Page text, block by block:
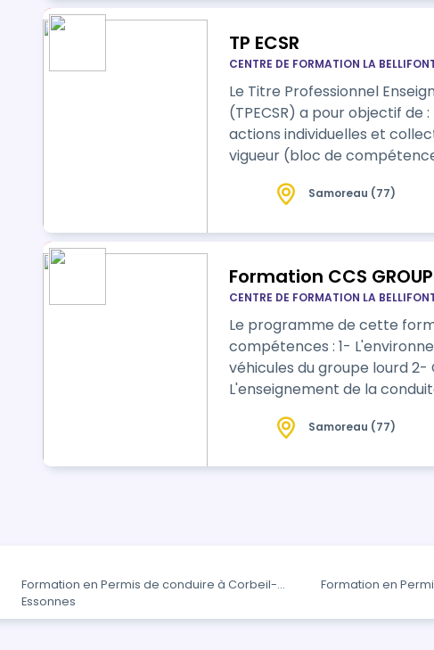
TP ECSR
CENTRE DE FORMATION LA
Le Titre Professionnel
(TPECSR) a pour objectif
actions individuelles et
vigueur (bloc de
routière (bloc deSamoreau (77)
Formation CCS
CENTRE DE FORMATION LA
Le programme de cette
compétences : 1- L'environnement de la sécurité et de la conduite routière des
véhicules du groupe lourd 2-
L'enseignement de la
Samoreau (77)
Formation en Permis de conduire à Corbeil-
Essonnes
Formation en